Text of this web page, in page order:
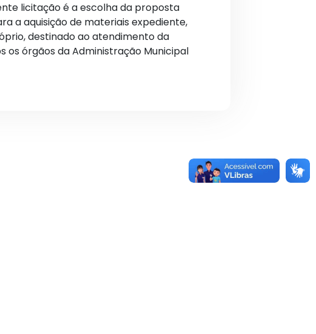
licitação é a escolha da proposta
a aquisição de materiais expediente,
destinado ao atendimento da
os órgãos da Administração Municipal